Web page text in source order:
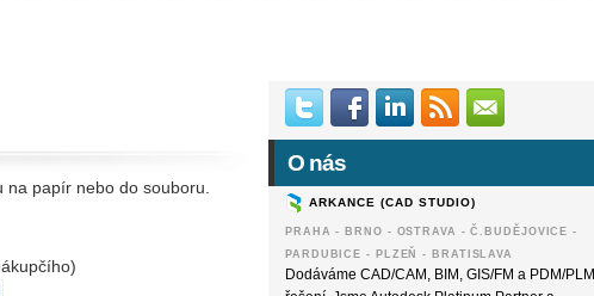
papír nebo do souboru.
O nás
ARKANCE (CAD STUDIO)
PRAHA - BRNO - OSTRAVA - Č.BUDĚJOVICE -
PARDUBICE - PLZEŇ - BRATISLAVA
Dodáváme CAD/CAM, BIM, GIS/FM a PDM/PLM